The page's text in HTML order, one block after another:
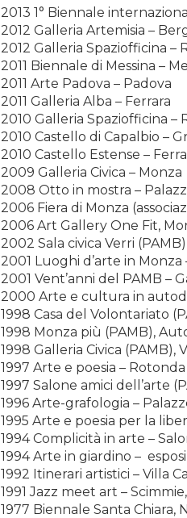
2013 1° Biennale
2012 Galleria Artemisia –
2012 Galleria Spaziofficina –
2011 Biennale di Messina –
2011 Arte Padova – Padova
2011 Galleria Alba – Ferrara
2010 Galleria Spaziofficina –
2010 Castello di Capalbio –
2010 Castello Estense –
2009 Galleria Civica – Monza
2008 Otto in mostra –
2006 Fiera di Monza
2006 Art Gallery One Fit,
2002 Sala civica Verri
2001 Luoghi d’arte in
2001 Vent’anni del PAMB –
2000 Arte e cultura in
1998 Casa del Volontariato
1998 Monza più (PAMB),
1998 Galleria Civica (PAMB),
1997 Arte e poesia –
1997 Salone amici dell’arte
1996 Arte-grafologia –
1995 Arte e poesia per la
1994 Complicità in arte –
1994 Arte in giardino –
1992 Itinerari artistici – Villa
1991 Jazz meet art –
1977 Biennale Santa Chiara,